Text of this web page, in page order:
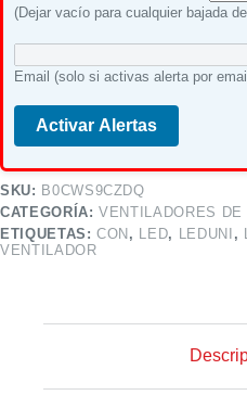
(Dejar vacío para cualquier bajada
Email (solo si activas alerta por
Activar Alertas
SKU: B0CWS9CZDQ
CATEGORÍA:VENTILADORES DE
ETIQUETAS:CON, LED, LEDUNI ,
VENTILADOR